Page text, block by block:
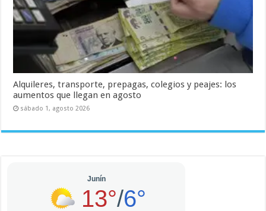
Alquileres, transporte, prepagas, colegios y peajes: los
aumentos que llegan en agosto
sábado 1, agosto 2026